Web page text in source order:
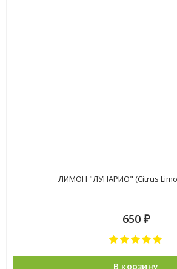
ЛИМОН "ЛУНАРИО" (Citrus
650 ₽
В корзину